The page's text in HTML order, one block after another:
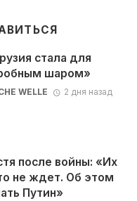
стала для
шаром»
WELLE
2 дня назад
после войны: «Их
не ждет. Об этом
Путин»